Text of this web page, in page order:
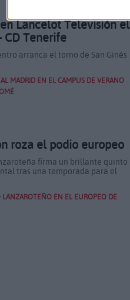
Lancelot Televisión el
CD Tenerife
arranca el torno de San Ginés
MADRID EN EL CAMPUS DE VERANO
roza el podio europeo
firma un brillante quinto
tras una temporada para el
LANZAROTEÑO EN EL EUROPEO DE